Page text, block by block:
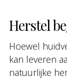
Herstel
Hoewel
kan leveren
natuurlijke